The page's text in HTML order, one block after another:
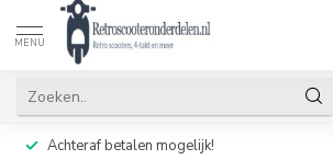
MENU
Achteraf betalen mogelijk!